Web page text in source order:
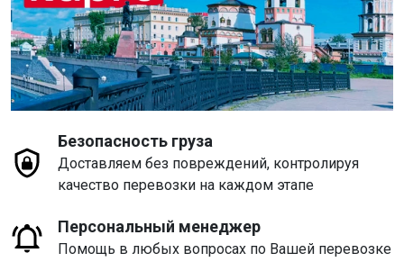
Безопасность груза
Доставляем без повреждений, контролируя
качество перевозки на каждом этапе
Персональный менеджер
Помощь в любых вопросах по Вашей перевозке